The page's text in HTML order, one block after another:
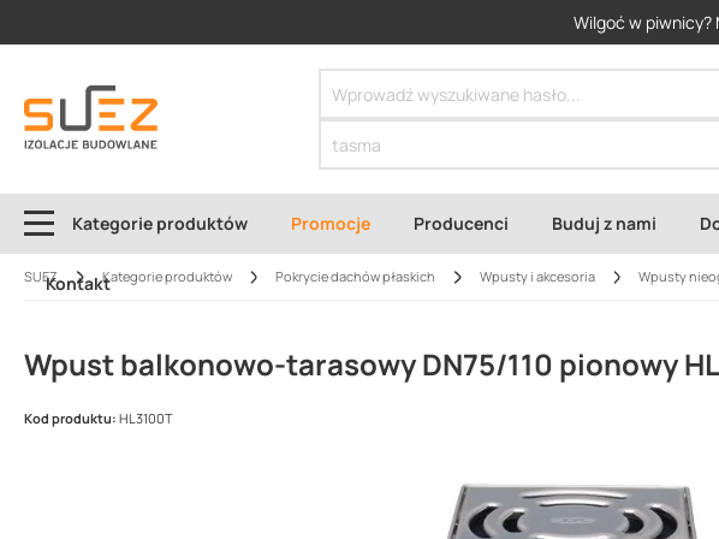
Wilgoć w
Kategorie produktów Promocje Producenci Buduj z nami
Kontakt
SUEZ Kategorie produktów Pokrycie dachów płaskich Wpusty i akcesoria Wpusty
Wpust balkonowo-tarasowy DN75/110 pionowy HL
Kod produktu: HL3100T